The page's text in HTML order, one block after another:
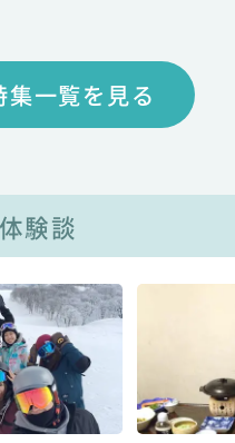
集一覧を見る
験談